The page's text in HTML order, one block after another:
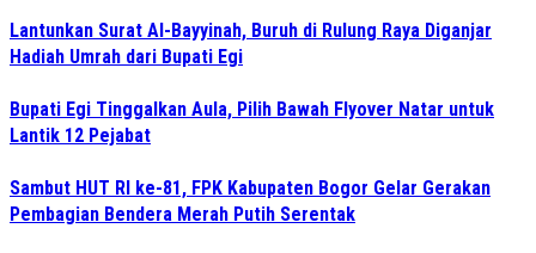
Lantunkan Surat Al-Bayyinah, Buruh di Rulung Raya Diganjar
Hadiah Umrah dari Bupati Egi
Bupati Egi Tinggalkan Aula, Pilih Bawah Flyover Natar untuk
Lantik 12 Pejabat
Sambut HUT RI ke-81, FPK Kabupaten Bogor Gelar Gerakan
Pembagian Bendera Merah Putih Serentak